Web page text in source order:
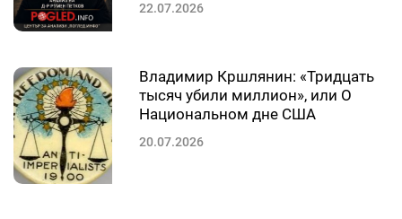
22.07.2026
Владимир Кршлянин: «Тридцать
тысяч убили миллион», или О
Национальном дне США
20.07.2026